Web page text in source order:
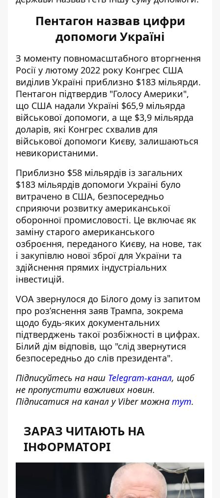
Пентагон назвав цифри
допомоги Україні
З моменту повномасштабного вторгнення
Росії у лютому 2022 року Конгрес США
виділив Україні приблизно $183 мільярди.
Пентагон підтвердив "Голосу Америки",
що США надали Україні $65,9 мільярда
військової допомоги, а ще $3,9 мільярда
доларів, які Конгрес схвалив для
військової допомоги Києву, залишаються
невикористаними.
Приблизно $58 мільярдів із загальних
$183 мільярдів допомоги Україні було
витрачено в США, безпосередньо
сприяючи розвитку американської
оборонної промисловості. Це включає як
заміну старого американського
озброєння, переданого Києву, на нове, так
і закупівлю нової зброї для України та
здійснення прямих індустріальних
інвестицій.
VOA звернулося до Білого дому із запитом
про роз’яснення заяв Трампа, зокрема
щодо будь-яких документальних
підтверджень такої розбіжності в цифрах.
Білий дім відповів, що "слід звернутися
безпосередньо до слів президента".
Підписуйтесь на наш Telegram-канал, щоб
не пропустити важливих новин.
Підписатися на канал у Viber можна тут.
ЗАРАЗ ЧИТАЮТЬ НА
ІНФОРМАТОРІ